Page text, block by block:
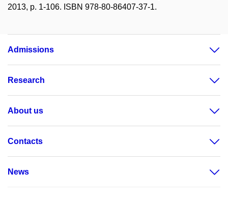
2013, p. 1-106. ISBN 978-80-86407-37-1.
Admissions
Research
About us
Contacts
News